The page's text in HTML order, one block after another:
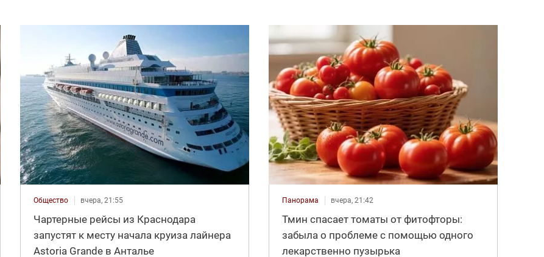
Общество вчера, 21:55
Чартерные рейсы из Краснодара
запустят к месту начала круиза лайнера
Astoria Grande в Анталье
Панорама вчера, 21:42
Тмин спасает томаты от фитофторы:
забыла о проблеме с помощью одного
лекарственно пузырька